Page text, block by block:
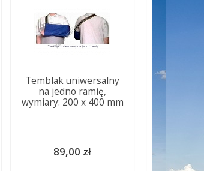
Temblak uniwersalny
na jedno ramię,
wymiary: 200 x 400 mm
89,00 zł